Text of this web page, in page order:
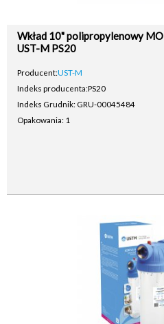
Wkład 10" polipropylenowy
UST-M PS20
Producent:UST-M
Indeks producenta:PS20
Indeks Grudnik: GRU-00045484
Opakowania: 1